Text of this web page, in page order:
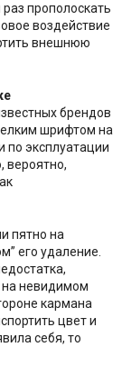
прополоскать
воздействие
внешнюю
брендов
шрифтом на
по эксплуатации
вероятно,
пятно на
его удаление.
на невидимом
кармана
цвет и
себя, то